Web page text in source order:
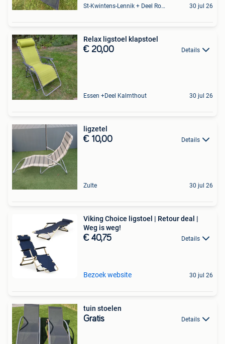
St-Kwintens-Lennik + Deel Roosdaal 30 jul 26
Relax ligstoel klapstoel
€ 20,00 Details
Essen +Deel Kalmthout 30 jul 26
ligzetel
€ 10,00 Details
Zulte 30 jul 26
Viking Choice ligstoel | Retour deal |
Weg is weg!
€ 40,75 Details
Bezoek website 30 jul 26
tuin stoelen
Gratis Details